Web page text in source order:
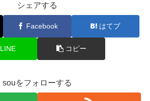
シェアする
Facebook はてブ
LINE コピー
souをフォローする